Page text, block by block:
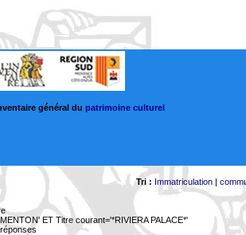
général du patrimoine culturel
Tri : Immatriculation|
ET Titre courant='*RIVIERA PALACE*'